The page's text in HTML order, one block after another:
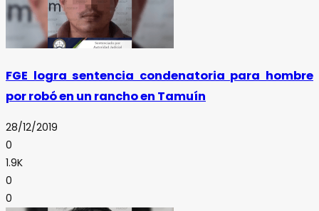
FGE logra sentencia condenatoria para hombre
por robó en un rancho en Tamuín
28/12/2019
0
1.9K
0
0